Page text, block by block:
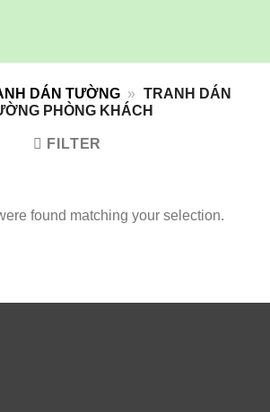
DÁN TƯỜNG » TRANH DÁN
PHÒNG KHÁCH
FILTER
found matching your selection.